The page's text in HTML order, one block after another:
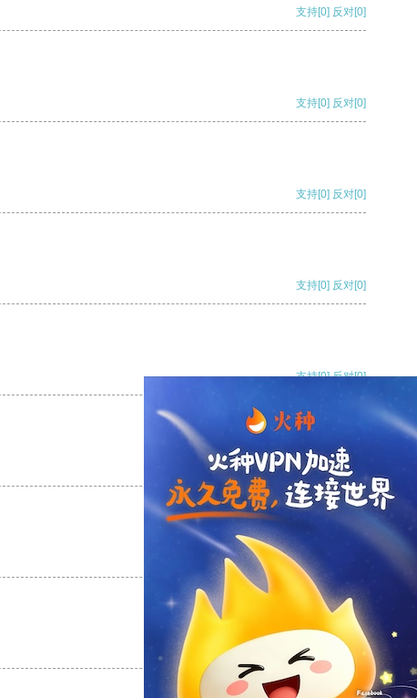
支持[0] 反对[0]
支持[0] 反对[0]
支持[0] 反对[0]
支持[0] 反对[0]
支持[0] 反对[0]
支持[0] 反对
支持
支持 反对 [0]